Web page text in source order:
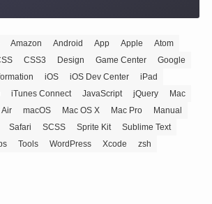
Amazon Android App Apple
Atom
CSS3 Design Game Center
Google
iOS iOS Dev Center
iPad
iTunes Connect JavaScript jQuery
Mac
Air macOS Mac OS X Mac Pro
Manual
Safari SCSS Sprite Kit
Sublime Text
Tools WordPress Xcode zsh